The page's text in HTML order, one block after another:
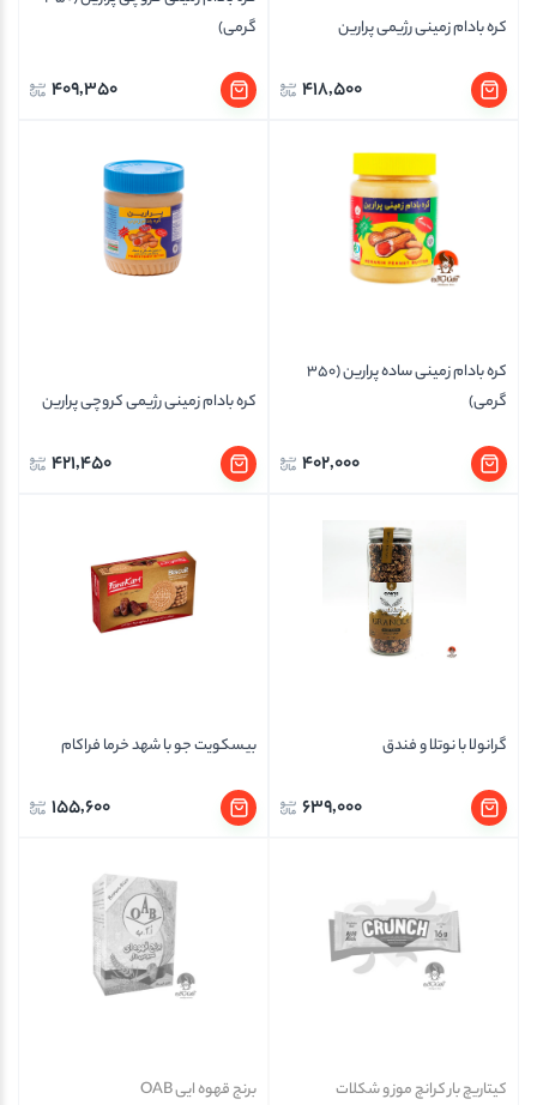
کره بادام زمینی رژیمی پرارین
418,500
گرمی)
409,350
کره بادام زمینی ساده پرارین (350
گرمی)
402,000
کره بادام زمینی رژیمی کروچی پرارین
421,450
گرانولا با نوتلا و فندق
639,000
بیسکویت جو با شهد خرما فراکام
155,600
کیتاریچ بار کرانچ موز و شکلات برنج قهوه ایی OAB